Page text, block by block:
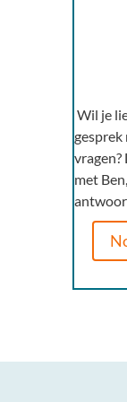
Wil je
gesprek
vragen?
met